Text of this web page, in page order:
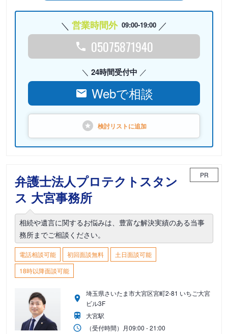
営業時間外 09:00-19:00
05075871940
24時間受付中
Webで相談
検討リストに追加
弁護士法人プロテクトスタン
ス 大宮事務所
PR
相続や遺言に関するお悩みは、豊富な解決実績のある当事
務所までご相談ください。
電話相談可能 初回面談無料
土日面談可能
18時以降面談可能
埼玉県さいたま市大宮区宮町2-81 いちご大宮
ビル3F
大宮駅
（受付時間） 月09:00 - 21:00